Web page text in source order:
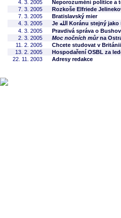
4. 3. 2005
Neporozumění politice a
7. 3. 2005
Rozkoše Elfriede
7. 3. 2005
Bratislavský mier
4. 3. 2005
4. 3. 2005
Pravdivá správa o
2. 3. 2005
Moc nočních můrna
11. 2. 2005
Chcete studovat v
13. 2. 2005
Hospodaření OSBL za
22. 11. 2003
Adresy redakce